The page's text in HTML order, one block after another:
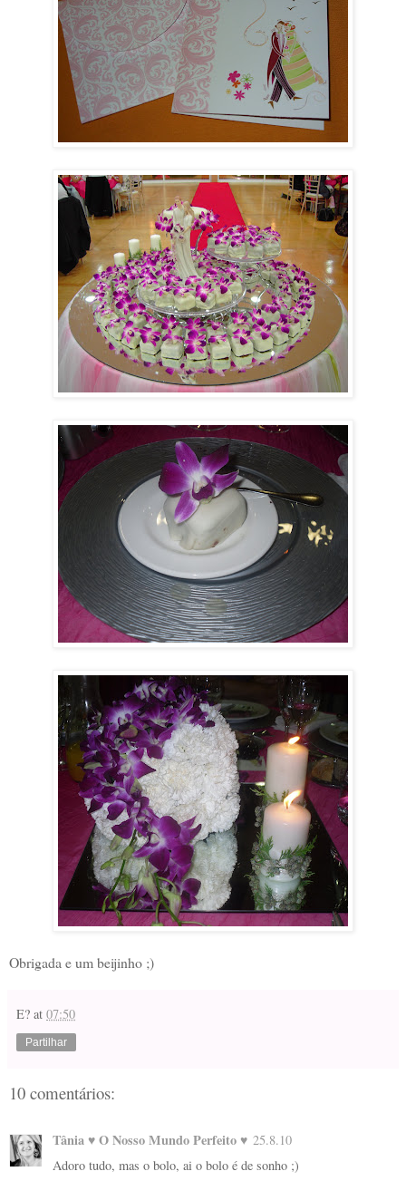
Obrigada e um beijinho ;)
E? at 07:50
Partilhar
10 comentários:
Tânia ♥ O Nosso Mundo Perfeito ♥ 25.8.10
Adoro tudo, mas o bolo, ai o bolo é de sonho ;)